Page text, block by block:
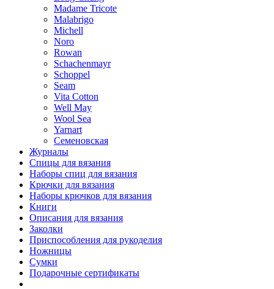
Madame Tricote
Malabrigo
Michell
Noro
Rowan
Schachenmayr
Schoppel
Seam
Vita Cotton
Well May
Wool Sea
Yarnart
Семеновская
Журналы
Спицы для вязания
Наборы спиц для вязания
Крючки для вязания
Наборы крючков для вязания
Книги
Описания для вязания
Заколки
Приспособления для рукоделия
Ножницы
Сумки
Подарочные сертификаты